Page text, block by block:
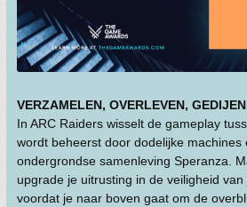
VERZAMELEN, OVERLEVEN, GEDIJEN
In ARC Raiders wisselt de gameplay
wordt beheerst door dodelijke machines
ondergrondse samenleving Speranza.
upgrade je uitrusting in de veiligheid
voordat je naar boven gaat om de